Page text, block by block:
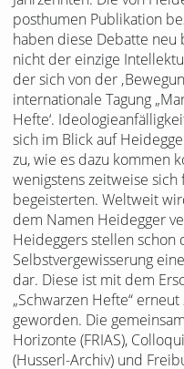
posthumen Publikation
haben diese Debatte
nicht der einzige
der sich von der
internationale Tagung
Hefte‘.
sich im Blick auf
zu, wie es dazu kommen
wenigstens zeitweise
begeisterten. Weltweit
dem Namen Heidegger
Heideggers stellen
Selbstvergewisserung
dar. Diese ist mit dem
„Schwarzen Hefte“
geworden. Die
Horizonte (FRIAS),
(Husserl-Archiv) und